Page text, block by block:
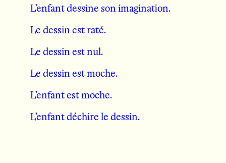
L’enfant dessine son imagination.
Le dessin est raté.
Le dessin est nul.
Le dessin est moche.
L’enfant est moche.
L’enfant déchire le dessin.